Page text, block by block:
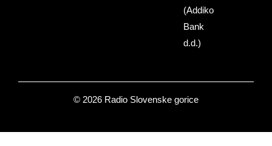
(Addiko
Bank
d.d.)
© 2026 Radio Slovenske gorice